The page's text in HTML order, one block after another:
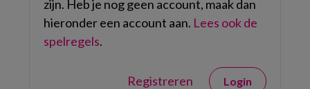
zijn. Heb je nog geen account, maak dan
hieronder een account aan. Lees ook de
spelregels.
Registreren Login